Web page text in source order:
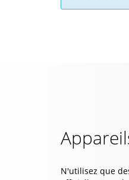
N'utilisez que